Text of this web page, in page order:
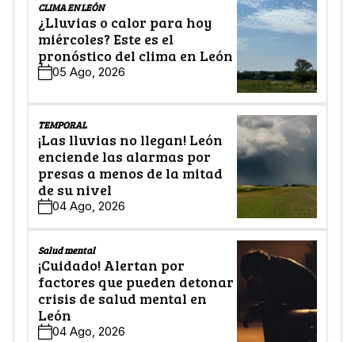
CLIMA EN LEÓN
¿Lluvias o calor para hoy
miércoles? Este es el
pronóstico del clima en León
05 Ago, 2026
TEMPORAL
¡Las lluvias no llegan! León
enciende las alarmas por
presas a menos de la mitad
de su nivel
04 Ago, 2026
Salud mental
¡Cuidado! Alertan por
factores que pueden detonar
crisis de salud mental en
León
04 Ago, 2026